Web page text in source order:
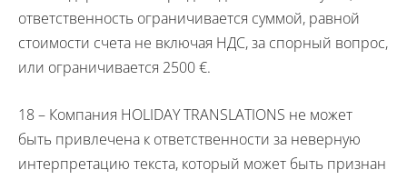
ответственность ограничивается суммой, равной
стоимости счета не включая НДС, за спорный вопрос,
или ограничивается 2500 €.
18 – Компания HOLIDAYTRANSLATIONS не может
быть привлечена к ответственности за неверную
интерпретацию текста, который может быть признан